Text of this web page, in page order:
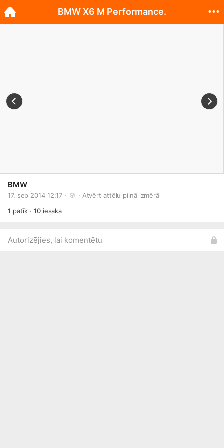
BMW
17. sep 2014 12:17 · · Atvērt attēlu pilnā izmērā
1 patīk ·10iesaka
Autorizējies, lai komentētu
BMW X6 M Performance.